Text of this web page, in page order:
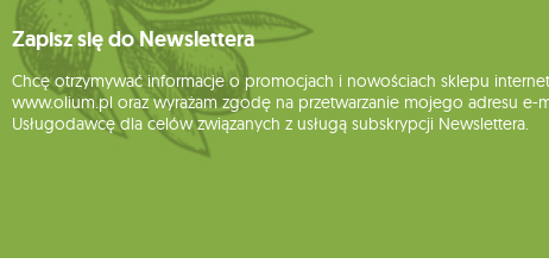
Zapisz się do Newslettera
Chcę otrzymywać informacje o promocjach i nowościach sklepu
www.olium.pl oraz wyrażam zgodę na przetwarzanie mojego adresu e-
Usługodawcę dla celów związanych z usługą subskrypcji Newslettera.